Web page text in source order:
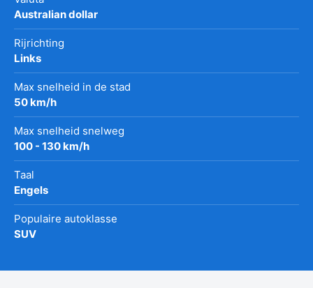
Australian dollar
Rijrichting
Links
Max snelheid in de stad
50 km/h
Max snelheid snelweg
100 - 130 km/h
Taal
Engels
Populaire autoklasse
SUV